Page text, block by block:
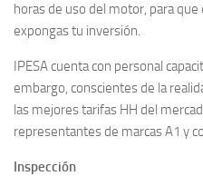
horas de uso del motor, para
expongas tu inversión.
IPESA cuenta con personal
embargo, conscientes de la
las mejores tarifas HH del
representantes de marcas A1 y
Inspección